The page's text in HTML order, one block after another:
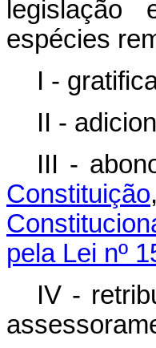
legislação
espécies
I -
II -
III -
Constituição
pela Lei nº
IV -